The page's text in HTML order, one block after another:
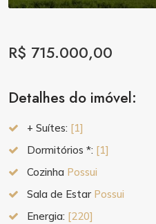
R$ 715.000,00
Detalhes do imóvel:
+ Suítes: [1]
Dormitórios *: [1]
Cozinha Possui
Sala de Estar Possui
Energia: [220]